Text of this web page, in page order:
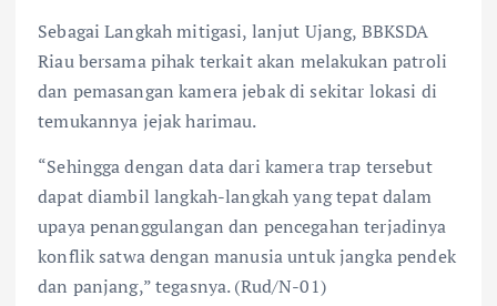
Sebagai Langkah mitigasi, lanjut Ujang, BBKSDA
Riau bersama pihak terkait akan melakukan patroli
dan pemasangan kamera jebak di sekitar lokasi di
temukannya jejak harimau.
“Sehingga dengan data dari kamera trap tersebut
dapat diambil langkah-langkah yang tepat dalam
upaya penanggulangan dan pencegahan terjadinya
konflik satwa dengan manusia untuk jangka pendek
dan panjang,” tegasnya. (Rud/N-01)